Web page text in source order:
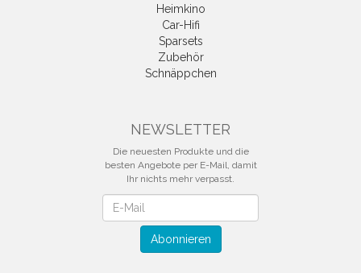
Heimkino
Car-Hifi
Sparsets
Zubehör
Schnäppchen
NEWSLETTER
Die neuesten Produkte und die
besten Angebote per E-Mail, damit
Ihr nichts mehr verpasst.
Abonnieren